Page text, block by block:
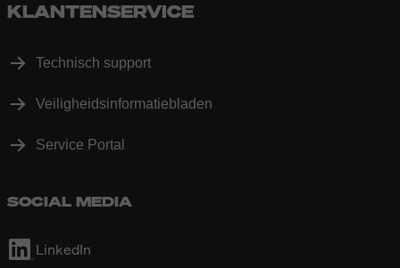
KLANTENSERVICE
Technisch support
Veiligheidsinformatiebladen
Service Portal
SOCIAL MEDIA
LinkedIn